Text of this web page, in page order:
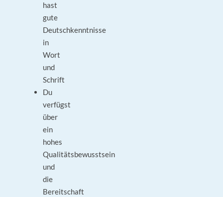
hast
gute
Deutschkenntnisse
in
Wort
und
Schrift
Du
verfügst
über
ein
hohes
Qualitätsbewusstsein
und
die
Bereitschaft